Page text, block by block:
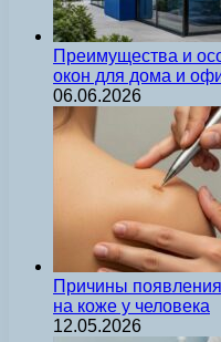
Преимущества и
окон для дома и
06.06.2026
Причины
на коже у человека
12.05.2026